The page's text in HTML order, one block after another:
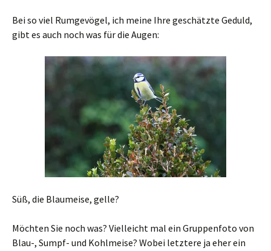
Bei so viel Rumgevögel, ich meine Ihre geschätzte Geduld,
gibt es auch noch was für die Augen:
Süß, die Blaumeise, gelle?
Möchten Sie noch was? Vielleicht mal ein Gruppenfoto von
Blau-, Sumpf- und Kohlmeise? Wobei letztere ja eher ein